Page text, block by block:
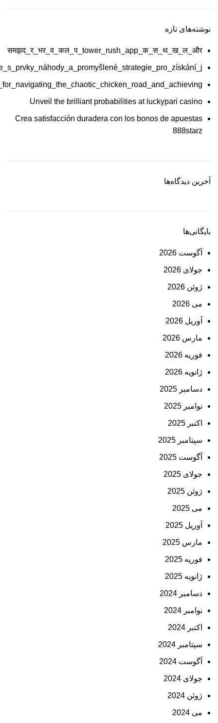
نوشته‌های تازه
समझद_र_भर_व_कल_प_tower_rush_app_क_स_थ_ख_ल_और
Unveil the brilliant probabilities at luckypari casino
Crea satisfacción duradera con los bonos de apuestas
888starz
آخرین دیدگاه‌ها
بایگانی‌ها
آگوست 2026
جولای 2026
ژوئن 2026
می 2026
آوریل 2026
مارس 2026
فوریه 2026
ژانویه 2026
دسامبر 2025
نوامبر 2025
اکتبر 2025
سپتامبر 2025
آگوست 2025
جولای 2025
ژوئن 2025
می 2025
آوریل 2025
مارس 2025
فوریه 2025
ژانویه 2025
دسامبر 2024
نوامبر 2024
اکتبر 2024
سپتامبر 2024
آگوست 2024
جولای 2024
ژوئن 2024
می 2024